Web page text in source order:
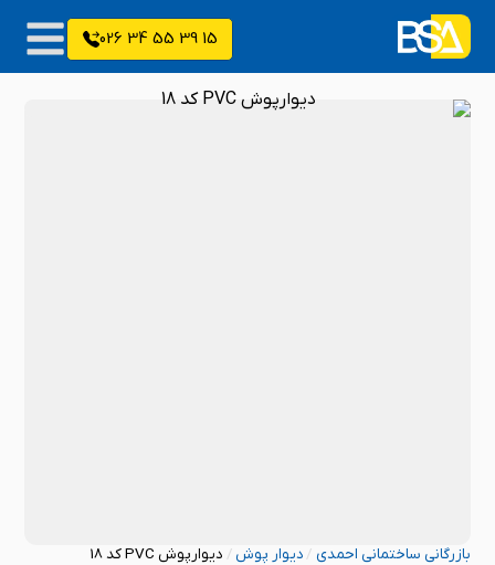
15 39 55 34 026
بازرگانی ساختمانی احمدی / دیوار پوش / دیوارپوش PVC کد 18